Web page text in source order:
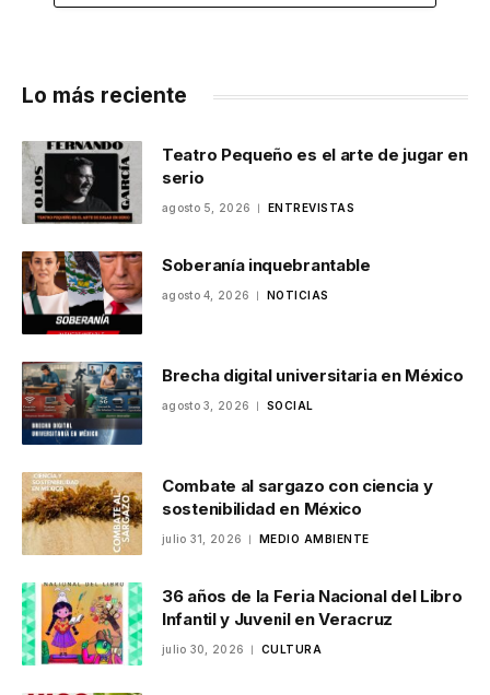
Lo más reciente
Teatro Pequeño es el arte de jugar en
serio
agosto 5, 2026 ENTREVISTAS
Soberanía inquebrantable
agosto 4, 2026 NOTICIAS
Brecha digital universitaria en México
agosto 3, 2026 SOCIAL
Combate al sargazo con ciencia y
sostenibilidad en México
julio 31, 2026 MEDIO AMBIENTE
36 años de la Feria Nacional del Libro
Infantil y Juvenil en Veracruz
julio 30, 2026 CULTURA